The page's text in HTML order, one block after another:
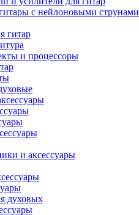
с нейлоновыми струнами
гитар
и процессоры
и аксессуары
духовых